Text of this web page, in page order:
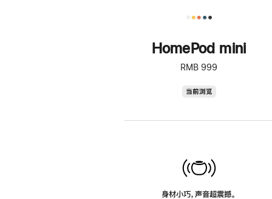
HomePod mini
RMB 999
当前浏览
身材小巧，声音超震撼。